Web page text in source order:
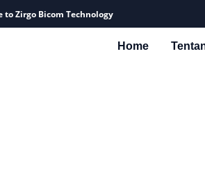
to Zirgo Bicom Technology
Home